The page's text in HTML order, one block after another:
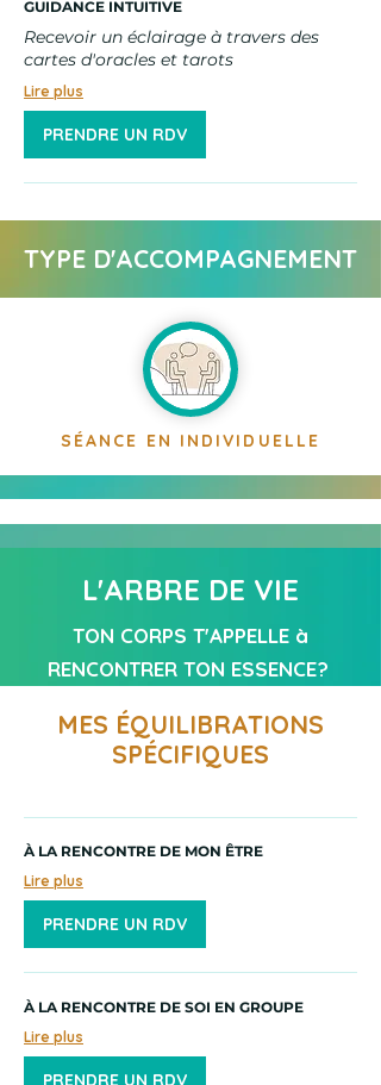
GUIDANCE INTUITIVE
Recevoir un éclairage à travers des
cartes d'oracles et tarots
Lire plus
PRENDRE UN RDV
TYPE D'ACCOMPAGNEMENT
SÉANCE EN INDIVIDUELLE
L'ARBRE DE VIE
TON CORPS T'APPELLE à
RENCONTRER TON ESSENCE?
MES ÉQUILIBRATIONS
SPÉCIFIQUES
À LA RENCONTRE DE MON ÊTRE
Lire plus
PRENDRE UN RDV
À LA RENCONTRE DE SOI EN GROUPE
Lire plus
PRENDRE UN RDV